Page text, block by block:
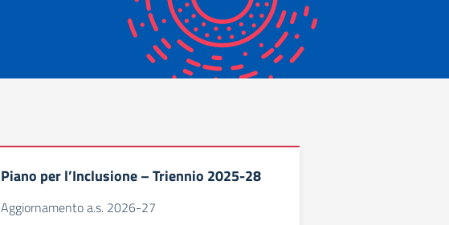
Piano per l’Inclusione – Triennio 2025-28
Aggiornamento a.s. 2026-27